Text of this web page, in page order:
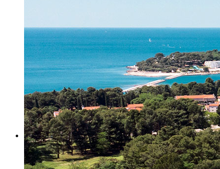
Zavod za poljoprivredu i prehranu
Zavod za ekonomiku i razvoj poljoprivrede
Zavod za turizam
Pokusno poljoprivredno imanje
Zaposlenici
Euraxess
Misija i vizija
Upravno Vijeće
Rad Upravnog vijeća
Znanstveno Vijeće
Rad Znanstvenog vijeća
Etičko povjerenstvo
Etički kodeks